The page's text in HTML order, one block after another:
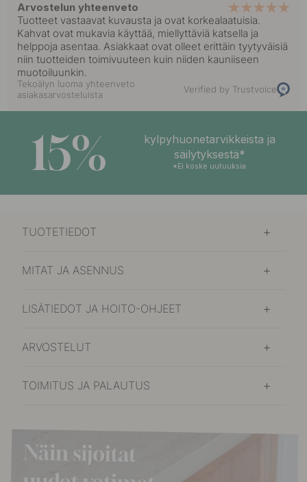
Arvostelun yhteenveto
Tuotteet vastaavat kuvausta ja ovat korkealaatuisia.
Kahvat ovat mukavia käyttää, miellyttäviä katsella ja
helppoja asentaa. Asiakkaat ovat olleet erittäin tyytyväisiä
niin tuotteiden toimivuuteen kuin niiden kauniiseen
muotoiluunkin.
Tekoälyn luoma yhteenveto
asiakasarvosteluista
Verified by Trustvoice
15%
kylpyhuonetarvikkeista ja
säilytyksestä*
*Ei koske uutuuksia
TUOTETIEDOT
MITAT JA ASENNUS
LISÄTIEDOT JA HOITO-OHJEET
ARVOSTELUT
TOIMITUS JA PALAUTUS